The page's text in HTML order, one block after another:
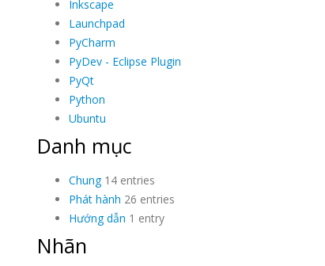
Inkscape
Launchpad
PyCharm
PyDev - Eclipse Plugin
PyQt
Python
Ubuntu
Danh mục
Chung14 entries
Phát hành 26 entries
Hướng dẫn 1 entry
Nhãn